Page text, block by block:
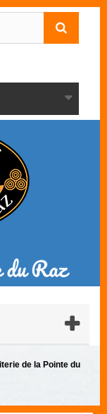
de la Pointe du